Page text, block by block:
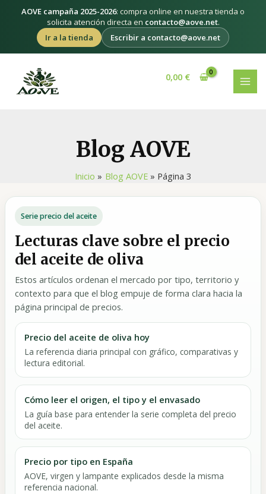
AOVE campaña 2025-2026: compra online en nuestra tienda o
solicita atención directa en contacto@aove.net.
Ir a la tienda
Escribir a contacto@aove.net
contenido
0,00 €
Blog AOVE
Inicio Blog AOVE Página 3
Serie precio del aceite
Lecturas clave sobre el precio
del aceite de oliva
Estos artículos ordenan el mercado por tipo, territorio y
contexto para que el blog empuje de forma clara hacia la
página principal de precios.
Precio del aceite de oliva hoy
La referencia diaria principal con gráfico, comparativas y
lectura editorial.
Cómo leer el origen, el tipo y el envasado
La guía base para entender la serie completa del precio
del aceite.
Precio por tipo en España
AOVE, virgen y lampante explicados desde la misma
referencia nacional.
entradas